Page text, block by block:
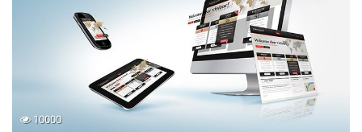
10000